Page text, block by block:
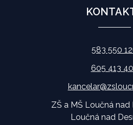
583 550
605 413
ZŠ a MŠ Loučná nad
Loučná nad